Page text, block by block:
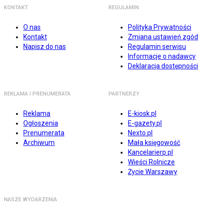
KONTAKT
O nas
Kontakt
Napisz do nas
REGULAMIN
Polityka Prywatności
Zmiana ustawień zgód
Regulamin serwisu
Informacje o nadawcy
Deklaracja dostępności
REKLAMA I PRENUMERATA
Reklama
Ogłoszenia
Prenumerata
Archiwum
PARTNERZY
E-kiosk.pl
E-gazety.pl
Nexto.pl
Mała księgowość
Kancelarierp.pl
Wieści Rolnicze
Życie Warszawy
NASZE WYDARZENIA